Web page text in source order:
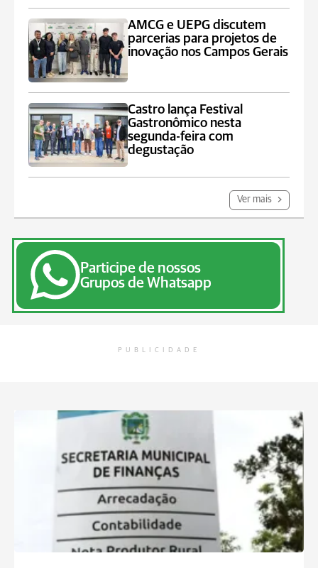
AMCG e UEPG discutem
parcerias para projetos de
inovação nos Campos Gerais
Castro lança Festival
Gastronômico nesta
segunda-feira com
degustação
Ver mais
Participe de nossos
Grupos de Whatsapp
PUBLICIDADE